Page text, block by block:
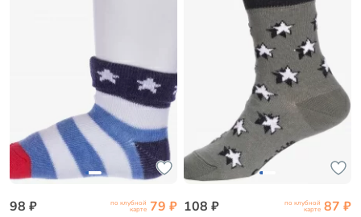
98 ₽ по клубной
карте 79 ₽ 108 ₽ по клубной
карте 87 ₽